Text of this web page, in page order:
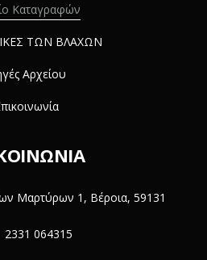
Καταγραφών
ΤΩΝ ΒΛΑΧΩΝ
Αρχείου
Μαρτύρων 1, Βέροια, 59131
2331 064315